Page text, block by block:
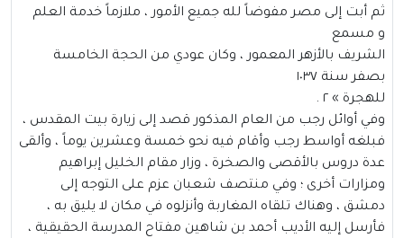
ثم أبت إلى مصر مفوضاً لله جميع الأمور ، ملازماً خدمة العلم
و مسمع
الشريف بالأزهر المعمور ، وكان عودي من الحجة الخامسة
بصفر سنة ١٠٣٧
للهجرة » ٢ .
وفي أوائل رجب من العام المذكور قصد إلى زيارة بيت المقدس ،
فبلغه أواسط رجب وأقام فيه نحو خمسة وعشرين يوماً ، وألقى
عدة دروس بالأقصى والصخرة ، وزار مقام الخليل إبراهيم
ومزارات أخرى ؛ وفي منتصف شعبان عزم على التوجه إلى
دمشق ، وهناك تلقاه المغاربة وأنزلوه في مكان لا يليق به ،
فأرسل إليه الأديب أحمد بن شاهين مفتاح المدرسة الحقيقية ،